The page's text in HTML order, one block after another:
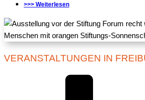
>>> Weiterlesen
VERANSTALTUNGEN IN